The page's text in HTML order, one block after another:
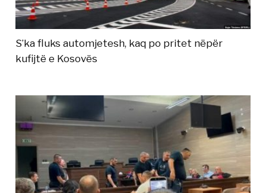
S’ka fluks automjetesh, kaq po pritet nëpër
kufijtë e Kosovës